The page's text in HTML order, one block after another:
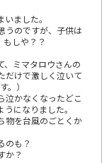
ました。
うのですが、子供は
しや？？
、ミマタロウさんの
だけで激しく泣いて
。）
泣かなくなったどこ
になりました。
物を台風のごとくか
のも？
か？